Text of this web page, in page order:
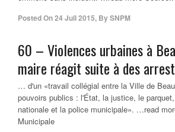
Posted On24 Juil 2015, BySNPM
60 – Violences urbaines à
maire réagit suite à des
… d'un «travail collégial entre la Ville de
pouvoirs publics : l'État, la justice, le
nationale et la police municipale». …read
Municipale